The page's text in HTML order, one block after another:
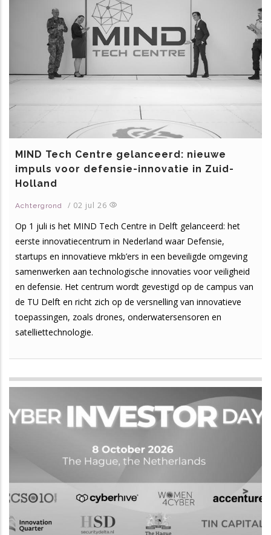
MIND Tech Centre gelanceerd: nieuwe
impuls voor defensie-innovatie in Zuid-
Holland
Achtergrond / 02 jul 26
Op 1 juli is het MIND Tech Centre in Delft gelanceerd: het
eerste innovatiecentrum in Nederland waar Defensie,
startups en innovatieve mkb’ers in een beveiligde omgeving
samenwerken aan technologische innovaties voor veiligheid
en defensie. Het centrum wordt gevestigd op de campus van
de TU Delft en richt zich op de versnelling van innovatieve
toepassingen, zoals drones, onderwatersensoren en
satelliettechnologie.